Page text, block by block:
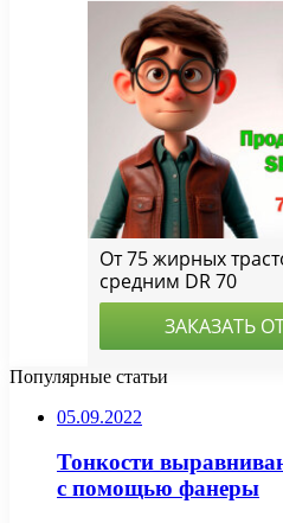
Популярные статьи
05.09.2022
Тонкости
с помощью фанеры